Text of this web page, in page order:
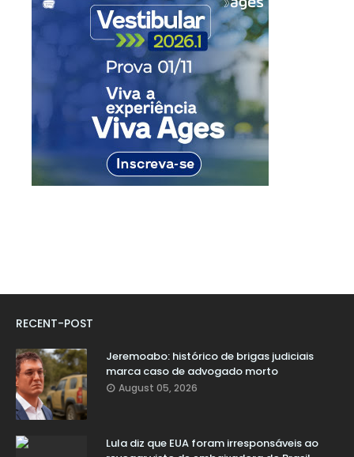
RECENT-POST
Jeremoabo: histórico de brigas judiciais
marca caso de advogado morto
August 05, 2026
Lula diz que EUA foram irresponsáveis ao